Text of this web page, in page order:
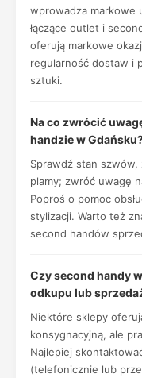
wprowadza markowe
łączące outlet i
oferują markowe
regularność dostaw i
sztuki.
Na co zwrócić
handzie w
Sprawdź stan szwów,
plamy; zwróć uwagę
Poproś o pomoc
stylizacji. Warto też
second handów
Czy second handy
odkupu lub
Niektóre sklepy
konsygnacyjną, ale
Najlepiej
(telefonicznie lub